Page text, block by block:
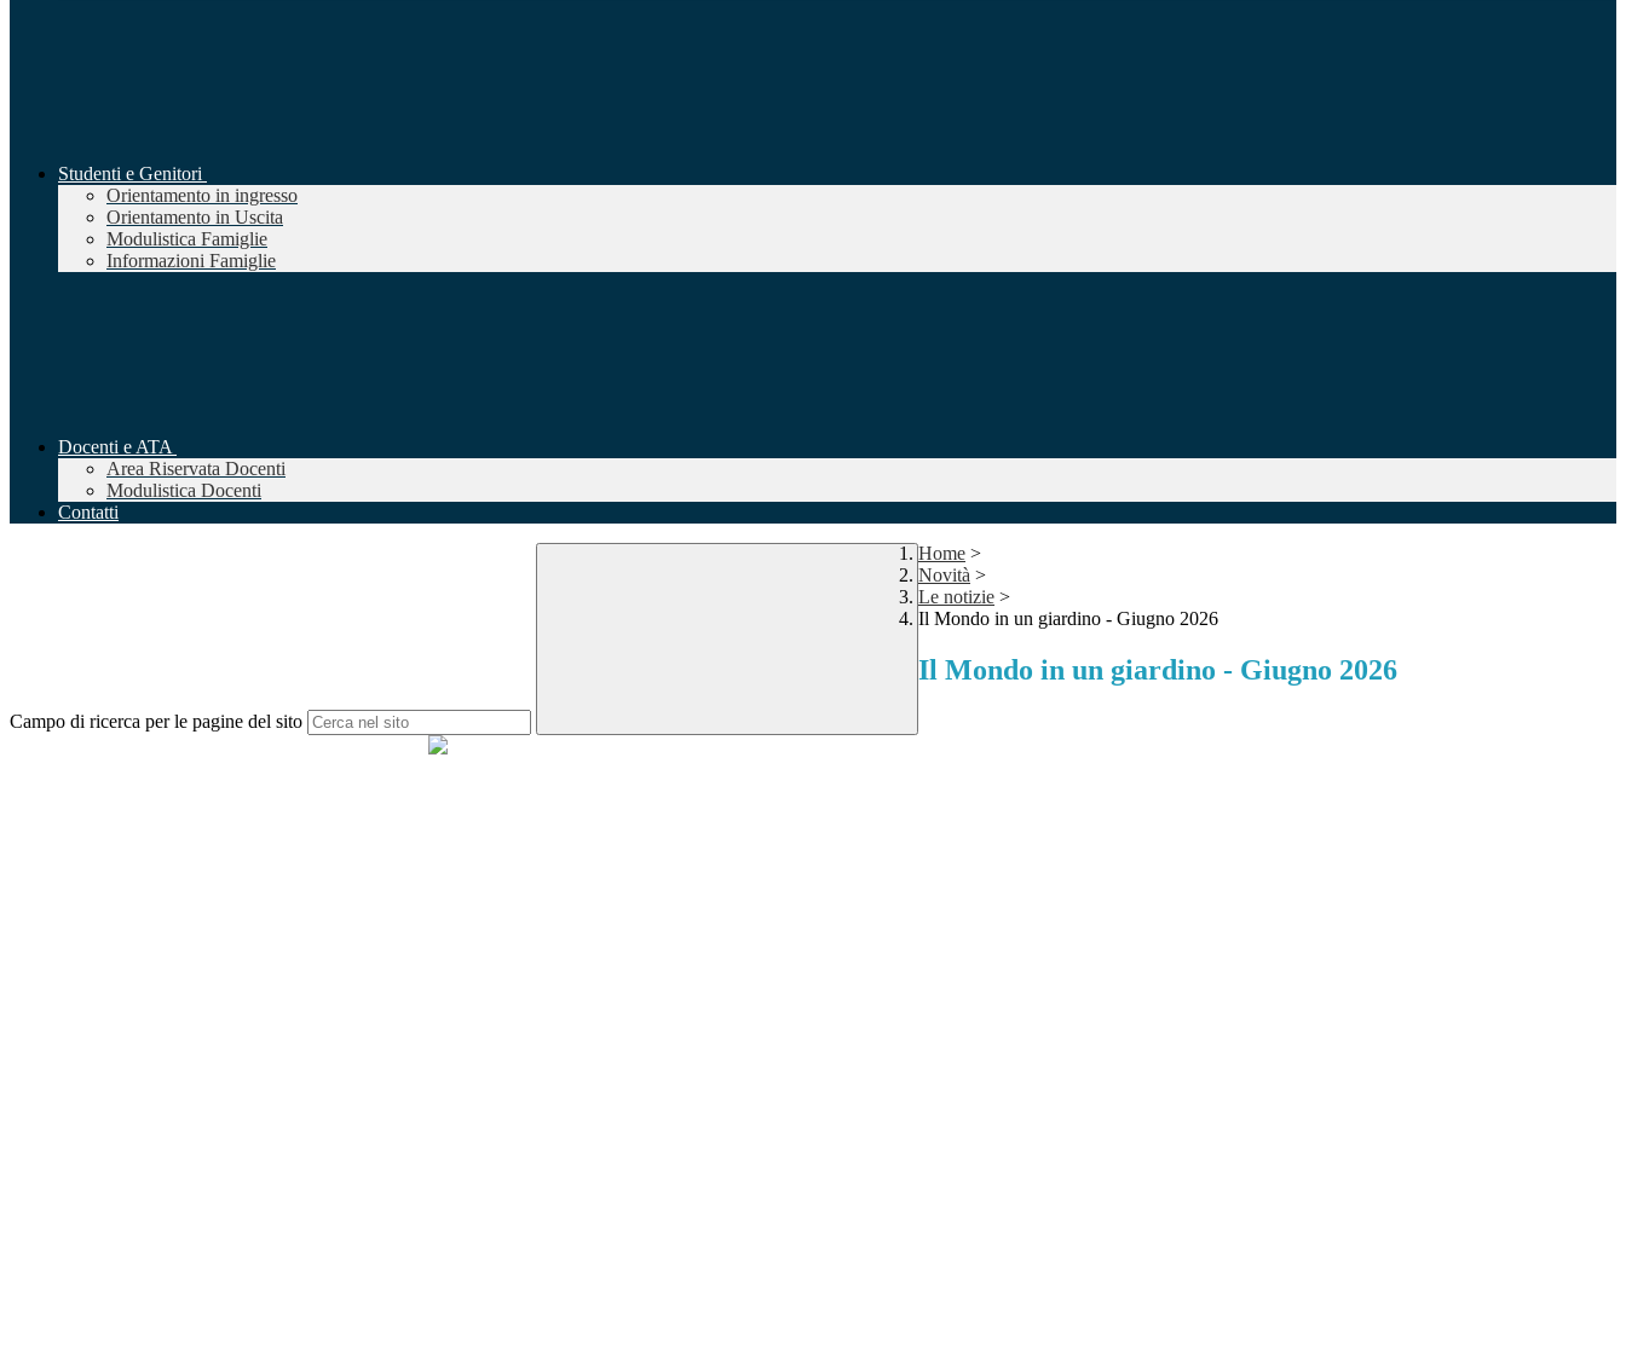
Studenti e Genitori
Orientamento in ingresso
Orientamento in Uscita
Modulistica Famiglie
Informazioni Famiglie
Docenti e ATA
Area Riservata Docenti
Modulistica Docenti
Contatti
Campo di ricerca per le pagine del sito
Home >
Novità >
Le notizie >
Il Mondo in un giardino - Giugno 2026
Il Mondo in un giardino - Giugno 2026